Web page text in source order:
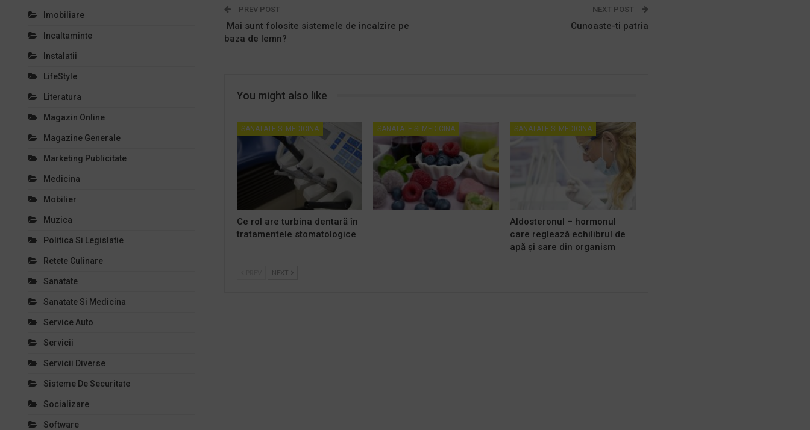
PREV POST
Mai sunt folosite sistemele de incalzire pe
baza de lemn?
NEXT POST
Cunoaste-ti patria
You might also like
SANATATE SI MEDICINA
Ce rol are turbina dentară în
tratamentele stomatologice
SANATATE SI MEDICINA SANATATE SI MEDICINA
Aldosteronul – hormonul
care reglează echilibrul de
apă și sare din organism
NEXT
Imobiliare
Incaltaminte
Instalatii
LifeStyle
Literatura
Magazin Online
Magazine Generale
Marketing Publicitate
Medicina
Mobilier
Muzica
Politica Si Legislatie
Retete Culinare
Sanatate
Sanatate Si Medicina
Service Auto
Servicii
Servicii Diverse
Sisteme De Securitate
Socializare
Software